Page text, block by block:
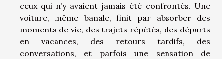
ceux qui n’y avaient jamais été confrontés. Une
voiture, même banale, finit par absorber des
moments de vie, des trajets répétés, des départs
en vacances, des retours tardifs, des
conversations, et parfois une sensation de